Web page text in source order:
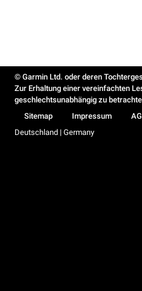
© Garmin Ltd. oder deren
Zur Erhaltung einer vereinfachten
geschlechtsunabhängig zu
Sitemap
Impressum
Deutschland | Germany